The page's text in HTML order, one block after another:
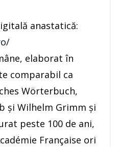
anastatică:
elaborat în
comparabil ca
Wörterbuch,
și Wilhelm Grimm și
peste 100 de ani,
Française ori